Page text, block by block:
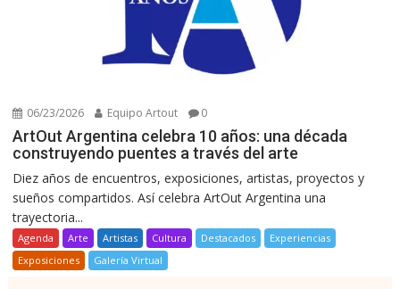
06/23/2026 Equipo Artout 0
ArtOut Argentina celebra 10 años: una década
construyendo puentes a través del arte
Diez años de encuentros, exposiciones, artistas, proyectos y
sueños compartidos. Así celebra ArtOut Argentina una
trayectoria...
Agenda Arte Artistas Cultura Destacados
Experiencias
Exposiciones
Galería Virtual